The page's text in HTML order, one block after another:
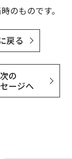
のものです。
戻る
次の
ージへ